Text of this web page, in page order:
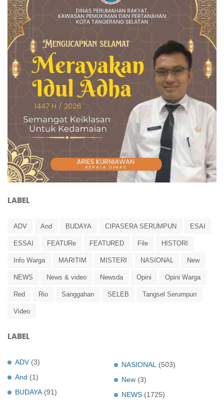
LABEL
ADV And BUDAYA CIPASERA SERUMPUN ESAI
ESSAI FEATURe FEATURED File HISTORI
Info Warga MARITIM MISTERI NASIONAL New
NEWS News & video Newsda Opini Opini Warga
Red Rio Sanggahan SELEB Tangsel Serumpun
Video
LABEL
ADV (3)
And (1)
BUDAYA (91)
NASIONAL
(503)
New (3)
NEWS (1725)